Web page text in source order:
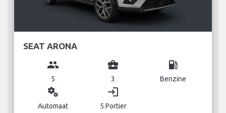
SEAT ARONA
group
5
business_center
3
local_gas_station
Benzine
miscellaneous_services
Automaat
login
5 Portier